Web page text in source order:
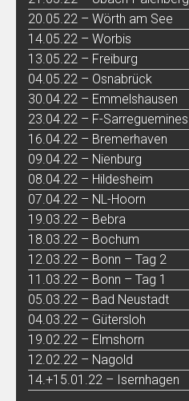
20.05.22 – Wörth am See
14.05.22 – Worbis
13.05.22 – Freiburg
04.05.22 – Osnabrück
30.04.22 – Emmelshausen
23.04.22 – F-Sarreguemines
16.04.22 – Bremerhaven
09.04.22 – Nienburg
08.04.22 – Hildesheim
07.04.22 – NL-Hoorn
19.03.22 – Bebra
18.03.22 – Bochum
12.03.22 – Bonn – Tag 2
11.03.22 – Bonn – Tag 1
05.03.22 – Bad Neustadt
04.03.22 – Gütersloh
19.02.22 – Elmshorn
12.02.22 – Nagold
14.+15.01.22 – Isernhagen